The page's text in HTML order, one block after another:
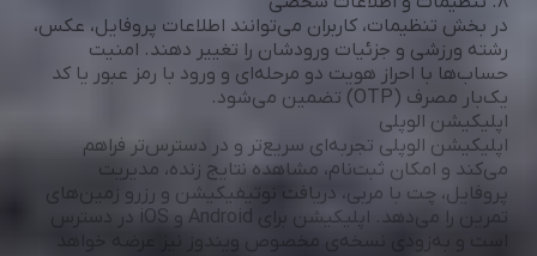
در بخش تنظیمات، کاربران می‌توانند اطلاعات پروفایل، عکس،
رشته ورزشی و جزئیات ورودشان را تغییر دهند. امنیت
حساب‌ها با احراز هویت دو مرحله‌ای و ورود با رمز عبور یا کد
یک‌بار مصرف (OTP) تضمین می‌شود.
اپلیکیشن الوپلی
اپلیکیشن الوپلی تجربه‌ای سریع‌تر و در دسترس‌تر فراهم
می‌کند و امکان ثبت‌نام، مشاهده نتایج زنده، مدیریت
پروفایل، چت با مربی، دریافت نوتیفیکیشن و رزرو زمین‌های
تمرین را می‌دهد. اپلیکیشن برای Android و iOS در دسترس
است و به‌زودی نسخه‌ی مخصوص ویندوز نیز عرضه خواهد